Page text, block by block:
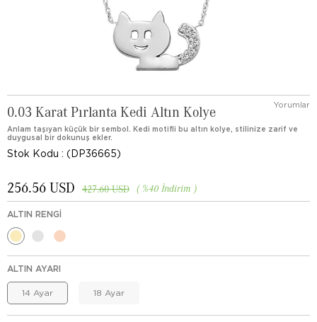
0.03 Karat Pırlanta Kedi Altın Kolye Yorumlar
Anlam taşıyan küçük bir sembol. Kedi motifli bu altın kolye, stilinize zarif ve
duygusal bir dokunuş ekler.
Stok Kodu (DP36665)
%40 İndirim
427.60 USD
256.56 USD
ALTIN RENGI
ALTIN AYARI
14 Ayar 18 Ayar